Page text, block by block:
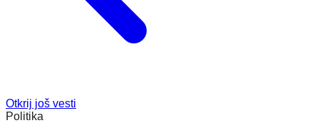
Otkrij još vesti
Politika